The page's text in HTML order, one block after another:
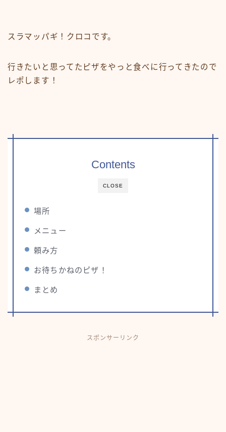
スラマッパギ！クロコです。
行きたいと思ってたピザをやっと食べに行ってきたので
レポします！
CLOSE
Contents
場所
メニュー
頼み方
お待ちかねのピザ！
まとめ
スポンサーリンク